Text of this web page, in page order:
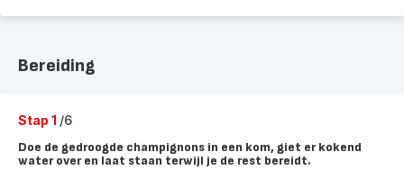
Bereiding
Stap 1 /6
Doe de gedroogde champignons in een kom, giet er kokend
water over en laat staan terwijl je de rest bereidt.